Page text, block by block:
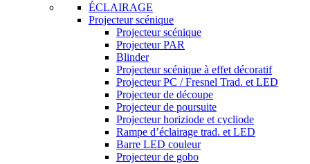
ÉCLAIRAGE
Projecteur scénique
Projecteur scénique
Projecteur PAR
Blinder
Projecteur scénique à effet décoratif
Projecteur PC / Fresnel Trad. et LED
Projecteur de découpe
Projecteur de poursuite
Projecteur horiziode et cycliode
Rampe d’éclairage trad. et LED
Barre LED couleur
Projecteur de gobo